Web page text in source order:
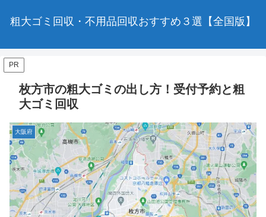
粗大ゴミ回収・不用品回収おすすめ３選【全国版】
PR
枚方市の粗大ゴミの出し方！受付予約と粗
大ゴミ回収
大阪府